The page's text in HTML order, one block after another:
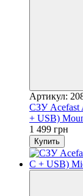
Артикул:
СЗУ Acefast
+ USB)
1 499 грн
Купить